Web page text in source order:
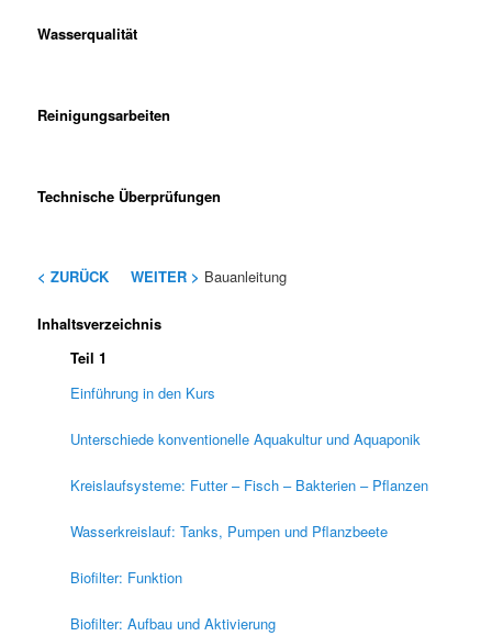
Wasserqualität
Reinigungsarbeiten
Technische Überprüfungen
< ZURÜCK WEITER > Bauanleitung
Inhaltsverzeichnis
Teil 1
Einführung in den Kurs
Unterschiede konventionelle Aquakultur und Aquaponik
Kreislaufsysteme: Futter – Fisch – Bakterien – Pflanzen
Wasserkreislauf: Tanks, Pumpen und Pflanzbeete
Biofilter: Funktion
Biofilter: Aufbau und Aktivierung